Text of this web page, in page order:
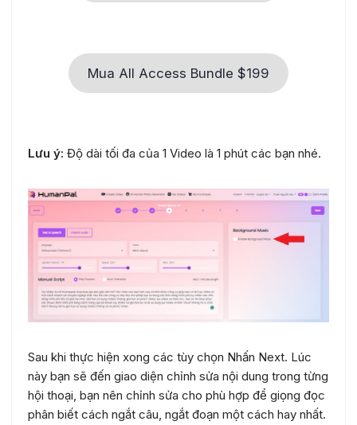
Mua All Access Bundle $199
Lưu ý: Độ dài tối đa của 1 Video là 1 phút các bạn nhé.
Sau khi thực hiện xong các tùy chọn Nhấn Next. Lúc
này bạn sẽ đến giao diện chỉnh sửa nội dung trong từng
hội thoại, bạn nên chỉnh sửa cho phù hợp để giọng đọc
phân biết cách ngắt câu, ngắt đoạn một cách hay nhất.